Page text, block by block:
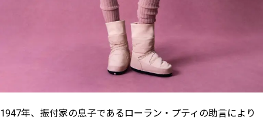
1947年、振付家の息子であるローラン・プティの助言により